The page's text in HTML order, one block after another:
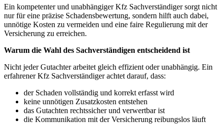
Ein kompetenter und unabhängiger Kfz Sachverständiger sorgt nicht
nur für eine präzise Schadensbewertung, sondern hilft auch dabei,
unnötige Kosten zu vermeiden und eine faire Regulierung mit der
Versicherung zu erreichen.
Warum die Wahl des Sachverständigen entscheidend ist
Nicht jeder Gutachter arbeitet gleich effizient oder unabhängig. Ein
erfahrener Kfz Sachverständiger achtet darauf, dass:
der Schaden vollständig und korrekt erfasst wird
keine unnötigen Zusatzkosten entstehen
das Gutachten rechtssicher und verwertbar ist
die Kommunikation mit der Versicherung reibungslos läuft